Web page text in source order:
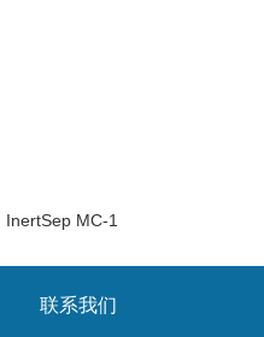
InertSep MC-1
联系我们